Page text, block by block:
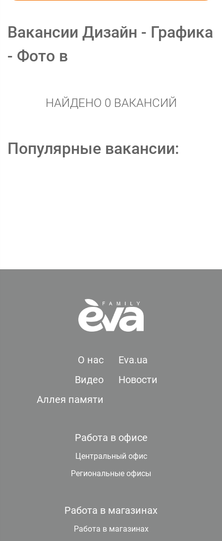
Вакансии Дизайн - Графика
- Фото в
НАЙДЕНО 0 ВАКАНСИЙ
Популярные вакансии:
О нас
Eva.ua
Видео
Новости
Аллея памяти
Работа в офисе
Центральный офис
Региональные офисы
Работа в магазинах
Работа в магазинах